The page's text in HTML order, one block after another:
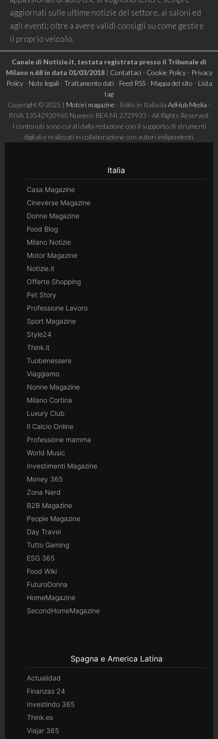
aggiornati sulle ultime notizie del settore, ai saloni ed
agli eventi; oltre a avere validi consigli su come gestire
il proprio veicolo.
Canale di Notizie.it, testata registrata presso il Tribunale di
Milano n.68 in data 01/03/2018| Contattaci- Cookie Policy- Privacy
Policy- Note legali- Trattamento dati- Feed RSS- Mappa del sito - Lista
tag
Copyright © 2025 | Motori magazine - Edito in Italia da AdHub Media -
P.IVA 13542920965 Numero REA MI 2729933 - All Rights Reserved.
I contenuti sono curati dalla redazione con il supporto di strumenti
digitali e realizzati in collaborazione con autori indipendenti.
Italia
Casa Magazine
Cineverse Magazine
Donne Magazine
Food Blog
Milano Notizie
Motor Magazine
Notizie.it
Offerte Shopping
Pet Story
Professione Lavoro
Sport Magazine
Style24
Think.it
Tuobenessere
Viaggiamo
Nonne Magazine
Milano Cortina
Luxury Club
Il Calcio Online
Professione mamma
World Music
Investimenti Magazine
Money 365
Zona Nerd
B2B Magazine
People Magazine
Day Travel
Tutto Gaming
ESG 365
Food Wiki
FuturoDonna
HomeMagazine
SecondHomeMagazine
Spagna e America Latina
Actualidad
Finanzas 24
Investindo 365
Think.es
Viajar 365